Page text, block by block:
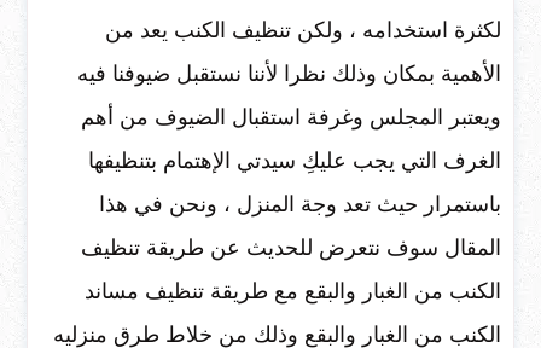
لكثرة استخدامه ، ولكن تنظيف الكنب يعد من
الأهمية بمكان وذلك نظرا لأننا نستقبل ضيوفنا فيه
ويعتبر المجلس وغرفة استقبال الضيوف من أهم
الغرف التي يجب عليكِ سيدتي الإهتمام بتنظيفها
باستمرار حيث تعد وجة المنزل ، ونحن في هذا
المقال سوف نتعرض للحديث عن طريقة تنظيف
الكنب من الغبار والبقع مع طريقة تنظيف مساند
الكنب من الغبار والبقع وذلك من خلاط طرق منزليه